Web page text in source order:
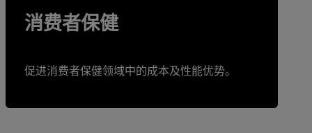
消费者保健
促进消费者保健领域中的成本及性能优势。